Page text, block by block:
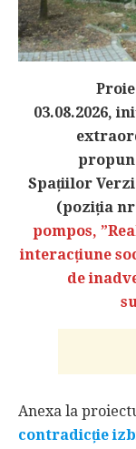
03.08.2026,
Spațiilor
(poziția
pompos,
interacțiune
de
Anexa la
contradicție